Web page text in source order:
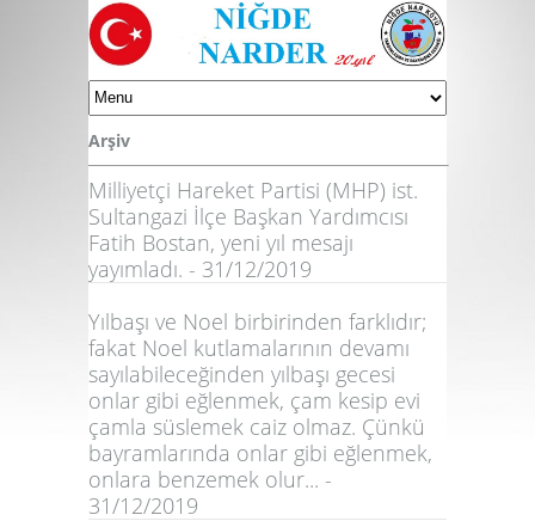
Arşiv
Milliyetçi Hareket Partisi (MHP) ist.
Sultangazi İlçe Başkan Yardımcısı
Fatih Bostan, yeni yıl mesajı
yayımladı. - 31/12/2019
Yılbaşı ve Noel birbirinden farklıdır;
fakat Noel kutlamalarının devamı
sayılabileceğinden yılbaşı gecesi
onlar gibi eğlenmek, çam kesip evi
çamla süslemek caiz olmaz. Çünkü
bayramlarında onlar gibi eğlenmek,
onlara benzemek olur... -
31/12/2019